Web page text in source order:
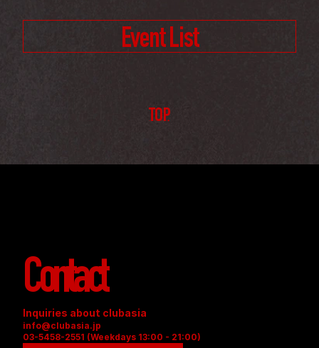
Event List
TOP
Contact
Inquiries about clubasia
info@clubasia.jp
03-5458-2551 (Weekdays 13:00 - 21:00)